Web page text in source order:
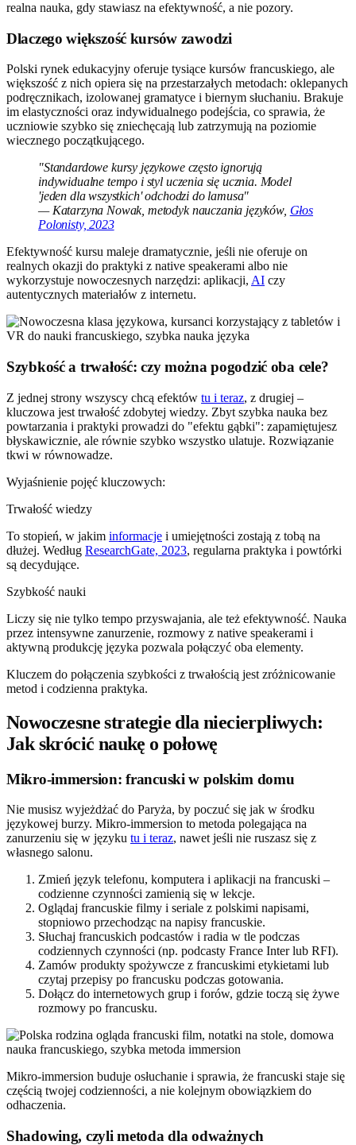
realna nauka, gdy stawiasz na efektywność, a nie pozory.
Dlaczego większość kursów zawodzi
Polski rynek edukacyjny oferuje tysiące kursów francuskiego, ale
większość z nich opiera się na przestarzałych metodach: oklepanych
podręcznikach, izolowanej gramatyce i biernym słuchaniu. Brakuje
im elastyczności oraz indywidualnego podejścia, co sprawia, że
uczniowie szybko się zniechęcają lub zatrzymują na poziomie
wiecznego początkującego.
"Standardowe kursy językowe często ignorują
indywidualne tempo i styl uczenia się ucznia. Model
'jeden dla wszystkich' odchodzi do lamusa"
— Katarzyna Nowak, metodyk nauczania języków, Głos
Polonisty, 2023
Efektywność kursu maleje dramatycznie, jeśli nie oferuje on
realnych okazji do praktyki z native speakerami albo nie
wykorzystuje nowoczesnych narzędzi: aplikacji, AI czy
autentycznych materiałów z internetu.
Szybkość a trwałość: czy można pogodzić oba cele?
Z jednej strony wszyscy chcą efektów tu i teraz, z drugiej –
kluczowa jest trwałość zdobytej wiedzy. Zbyt szybka nauka bez
powtarzania i praktyki prowadzi do "efektu gąbki": zapamiętujesz
błyskawicznie, ale równie szybko wszystko ulatuje. Rozwiązanie
tkwi w równowadze.
Wyjaśnienie pojęć kluczowych:
Trwałość wiedzy
To stopień, w jakim informacje i umiejętności zostają z tobą na
dłużej. Według ResearchGate, 2023, regularna praktyka i powtórki
są decydujące.
Szybkość nauki
Liczy się nie tylko tempo przyswajania, ale też efektywność. Nauka
przez intensywne zanurzenie, rozmowy z native speakerami i
aktywną produkcję języka pozwala połączyć oba elementy.
Kluczem do połączenia szybkości z trwałością jest zróżnicowanie
metod i codzienna praktyka.
Nowoczesne strategie dla niecierpliwych:
Jak skrócić naukę o połowę
Mikro-immersion: francuski w polskim domu
Nie musisz wyjeżdżać do Paryża, by poczuć się jak w środku
językowej burzy. Mikro-immersion to metoda polegająca na
zanurzeniu się w języku tu i teraz, nawet jeśli nie ruszasz się z
własnego salonu.
Zmień język telefonu, komputera i aplikacji na francuski –
codzienne czynności zamienią się w lekcje.
Oglądaj francuskie filmy i seriale z polskimi napisami,
stopniowo przechodząc na napisy francuskie.
Słuchaj francuskich podcastów i radia w tle podczas
codziennych czynności (np. podcasty France Inter lub RFI).
Zamów produkty spożywcze z francuskimi etykietami lub
czytaj przepisy po francusku podczas gotowania.
Dołącz do internetowych grup i forów, gdzie toczą się żywe
rozmowy po francusku.
Mikro-immersion buduje osłuchanie i sprawia, że francuski staje się
częścią twojej codzienności, a nie kolejnym obowiązkiem do
odhaczenia.
Shadowing, czyli metoda dla odważnych